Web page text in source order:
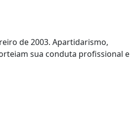
de 2003. Apartidarismo,
sua conduta profissional e